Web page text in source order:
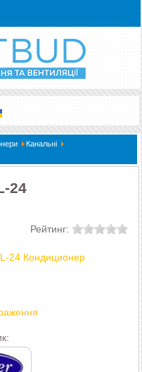
Канальні
24
Рейтинг: